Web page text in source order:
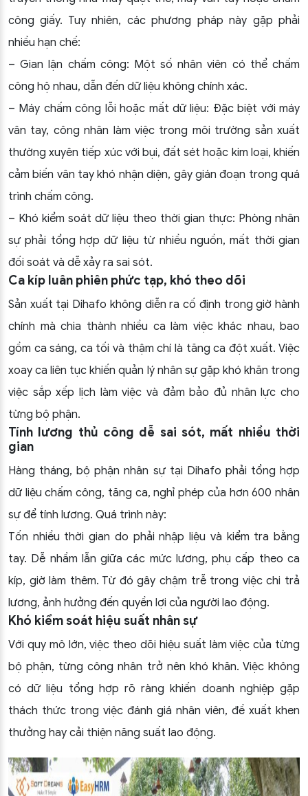
công giấy. Tuy nhiên, các phương pháp này gặp phải
nhiều hạn chế:
– Gian lận chấm công: Một số nhân viên có thể chấm
công hộ nhau, dẫn đến dữ liệu không chính xác.
– Máy chấm công lỗi hoặc mất dữ liệu: Đặc biệt với máy
vân tay, công nhân làm việc trong môi trường sản xuất
thường xuyên tiếp xúc với bụi, đất sét hoặc kim loại, khiến
cảm biến vân tay khó nhận diện, gây gián đoạn trong quá
trình chấm công.
– Khó kiểm soát dữ liệu theo thời gian thực: Phòng nhân
sự phải tổng hợp dữ liệu từ nhiều nguồn, mất thời gian
đối soát và dễ xảy ra sai sót.
Ca kíp luân phiên phức tạp, khó theo dõi
Sản xuất tại Dihafo không diễn ra cố định trong giờ hành
chính mà chia thành nhiều ca làm việc khác nhau, bao
gồm ca sáng, ca tối và thậm chí là tăng ca đột xuất. Việc
xoay ca liên tục khiến quản lý nhân sự gặp khó khăn trong
việc sắp xếp lịch làm việc và đảm bảo đủ nhân lực cho
từng bộ phận.
Tính lương thủ công dễ sai sót, mất nhiều thời
gian
Hàng tháng, bộ phận nhân sự tại Dihafo phải tổng hợp
dữ liệu chấm công, tăng ca, nghỉ phép của hơn 600 nhân
sự để tính lương. Quá trình này:
Tốn nhiều thời gian do phải nhập liệu và kiểm tra bằng
tay. Dễ nhầm lẫn giữa các mức lương, phụ cấp theo ca
kíp, giờ làm thêm. Từ đó gây chậm trễ trong việc chi trả
lương, ảnh hưởng đến quyền lợi của người lao động.
Khó kiểm soát hiệu suất nhân sự
Với quy mô lớn, việc theo dõi hiệu suất làm việc của từng
bộ phận, từng công nhân trở nên khó khăn. Việc không
có dữ liệu tổng hợp rõ ràng khiến doanh nghiệp gặp
thách thức trong việc đánh giá nhân viên, đề xuất khen
thưởng hay cải thiện năng suất lao động.